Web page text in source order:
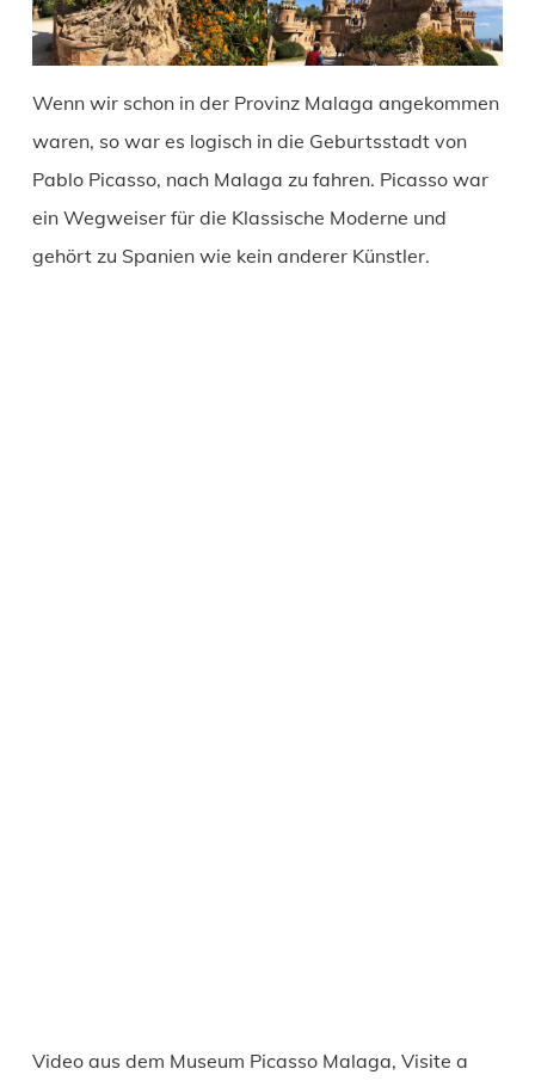
Wenn wir schon in der Provinz Malaga angekommen
waren, so war es logisch in die Geburtsstadt von
Pablo Picasso, nach Malaga zu fahren. Picasso war
ein Wegweiser für die Klassische Moderne und
gehört zu Spanien wie kein anderer Künstler.
Video aus dem Museum Picasso Malaga, Visite a